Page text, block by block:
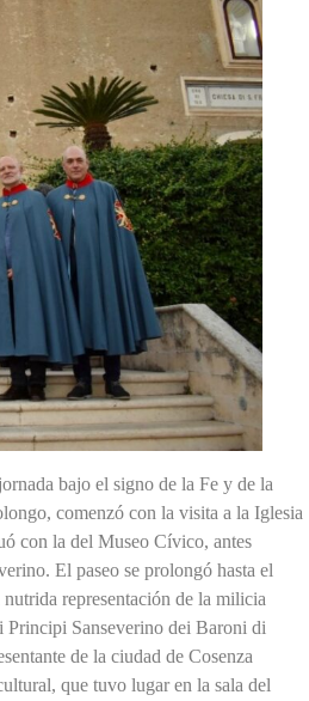
bajo el signo de la Fe y de la
comenzó con la visita a la Iglesia
con la del Museo Cívico, antes
El paseo se prolongó hasta el
representación de la milicia
Sanseverino dei Baroni di
de la ciudad de Cosenza
que tuvo lugar en la sala del